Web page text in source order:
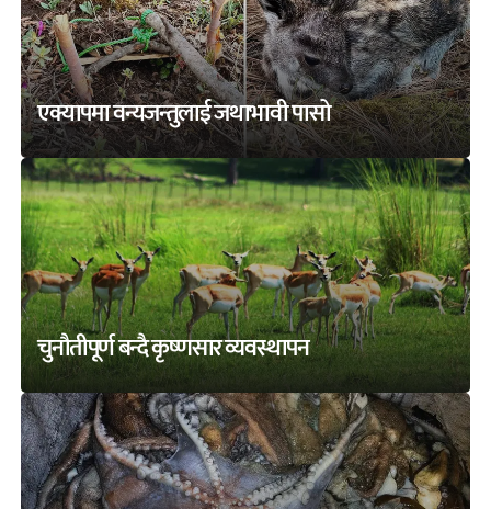
एक्यापमा वन्यजन्तुलाई जथाभावी पासो
चुनौतीपूर्ण बन्दै कृष्णसार व्यवस्थापन